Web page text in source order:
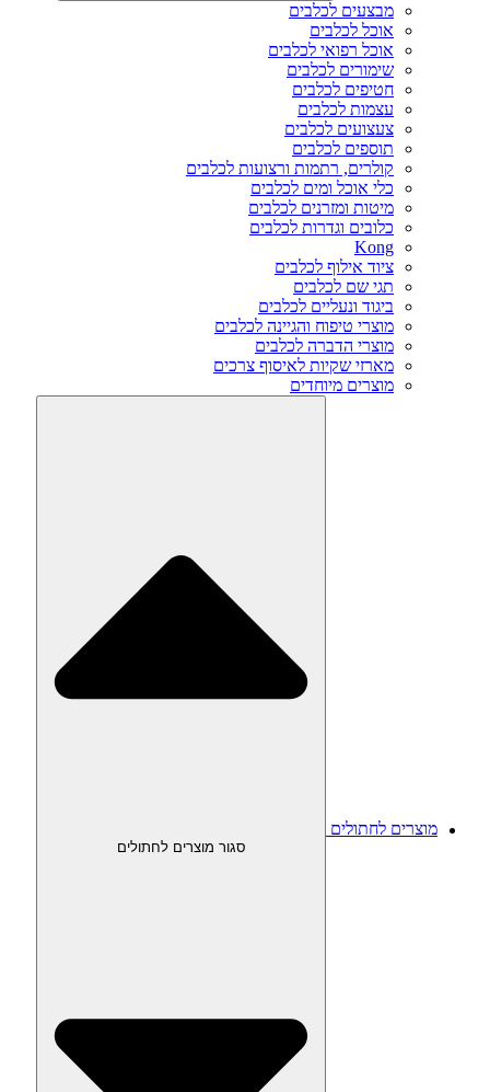
מבצעים לכלבים
אוכל לכלבים
אוכל רפואי לכלבים
שימורים לכלבים
חטיפים לכלבים
עצמות לכלבים
צעצועים לכלבים
תוספים לכלבים
קולרים, רתמות ורצועות לכלבים
כלי אוכל ומים לכלבים
מיטות ומזרנים לכלבים
כלובים וגדרות לכלבים
Kong
ציוד אילוף לכלבים
תגי שם לכלבים
ביגוד ונעליים לכלבים
מוצרי טיפוח והגיינה לכלבים
מוצרי הדברה לכלבים
מארזי שקיות לאיסוף צרכים
מוצרים מיוחדים
מוצרים לחתולים
סגור מוצרים לחתולים